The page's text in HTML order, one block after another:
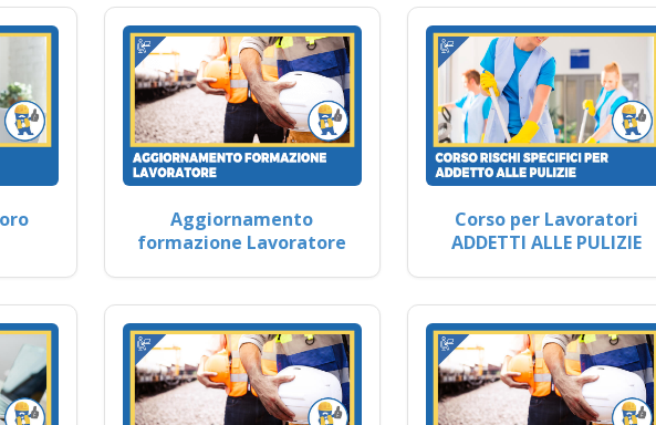
Aggiornamento
formazione Lavoratore
Corso per Lavoratori
ADDETTI ALLE PULIZIE